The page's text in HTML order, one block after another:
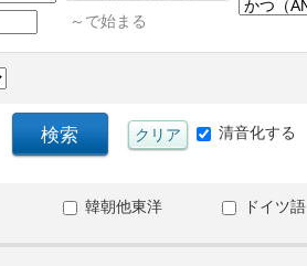
～で始まる
清音化する
韓朝他東洋 ドイツ語